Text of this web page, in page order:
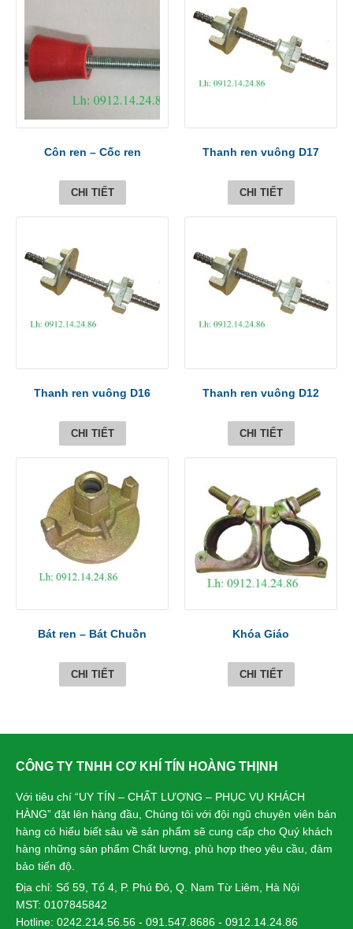
Côn ren – Cốc ren
CHI TIẾT
Thanh ren vuông D17
CHI TIẾT
Thanh ren vuông D16
CHI TIẾT
Thanh ren vuông D12
CHI TIẾT
Bát ren – Bát Chuồn
CHI TIẾT
Khóa Giáo
CHI TIẾT
CÔNG TY TNHH CƠ KHÍ TÍN HOÀNG THỊNH
Với tiêu chí “UY TÍN – CHẤT LƯỢNG – PHỤC VỤ KHÁCH
HÀNG” đặt lên hàng đầu, Chúng tôi với đội ngũ chuyên viên bán
hàng có hiểu biết sâu về sản phẩm sẽ cung cấp cho Quý khách
hàng những sản phẩm Chất lượng, phù hợp theo yêu cầu, đảm
bảo tiến độ.
Địa chỉ: Số 59, Tổ 4, P. Phú Đô, Q. Nam Từ Liêm, Hà Nội
MST: 0107845842
Hotline: 0242.214.56.56 - 091.547.8686 - 0912.14.24.86